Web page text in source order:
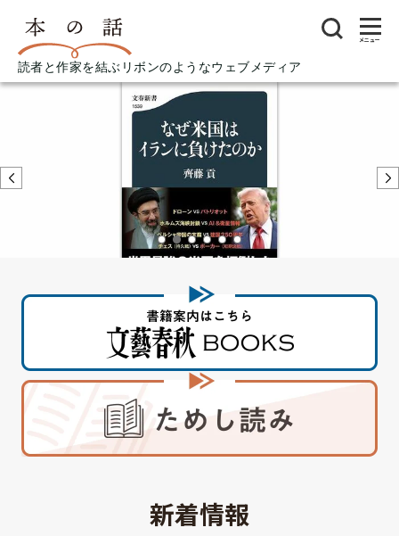
読者と作家を結ぶリボンのようなウェブメディア
メニュー
なぜ米国とイランの間で「戦闘」と「交渉」が
同時進行しているのか――「ポーカーのトラン
プ」と「チェスのイラン」あるいは「ニューヨ
ークの不動産屋」と「ペルシャ絨毯の商人」
新着情報